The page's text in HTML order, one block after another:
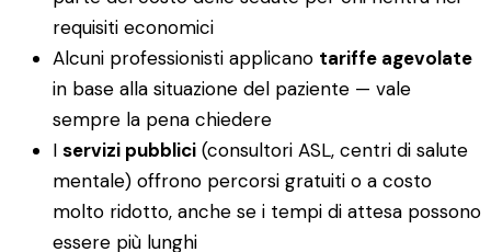
requisiti economici
Alcuni professionisti applicano tariffe agevolate
in base alla situazione del paziente — vale
sempre la pena chiedere
I servizi pubblici (consultori ASL, centri di salute
mentale) offrono percorsi gratuiti o a costo
molto ridotto, anche se i tempi di attesa possono
essere più lunghi